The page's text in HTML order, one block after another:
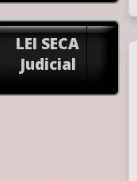
LEI SECA
Judicial